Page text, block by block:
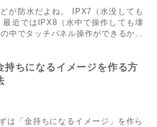
が防水だよね。 IPX7（水没しても
近ではIPX8（水中で操作しても壊
中でタッチパネル操作ができるかは
持ちになるイメージを作る方
は「金持ちになるイメージ」を作ら